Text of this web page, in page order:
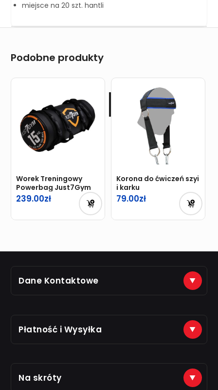
miejsce na 20 szt. hantli
Podobne produkty
Worek Treningowy
Powerbag Just7Gym
239.00
Korona do ćwiczeń szyi
i karku
79.00
Dane Kontaktowe
(+48) 888 561 463
na e-maile odpisujemy od 8.00 do 16.00
Płatność i Wysyłka
Just7Gym
Na skróty